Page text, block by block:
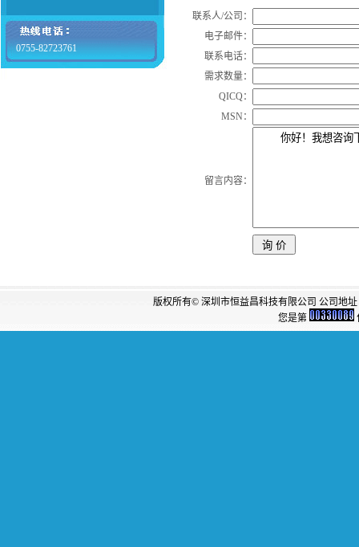
0755-82723761
联系人/公司：
电子邮件：
联系电话：
需求数量：
QICQ：
MSN：
留言内容：
版权所有© 深圳市恒益昌科技有限公司 公司地
您是第